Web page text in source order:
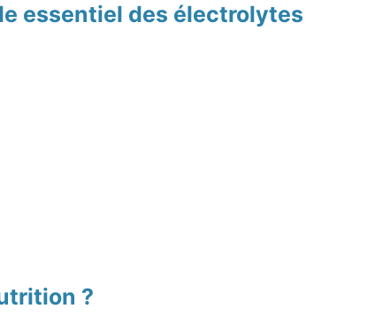
essentiel des électrolytes
?